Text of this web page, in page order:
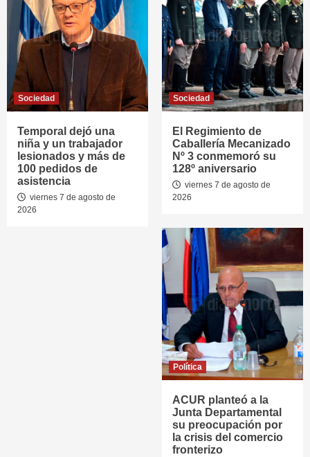
Sociedad
Temporal dejó una
niña y un trabajador
lesionados y más de
100 pedidos de
asistencia
viernes 7 de agosto de
2026
Sociedad
El Regimiento de
Caballería Mecanizado
Nº 3 conmemoró su
128º aniversario
viernes 7 de agosto de
2026
Política
ACUR planteó a la
Junta Departamental
su preocupación por
la crisis del comercio
fronterizo